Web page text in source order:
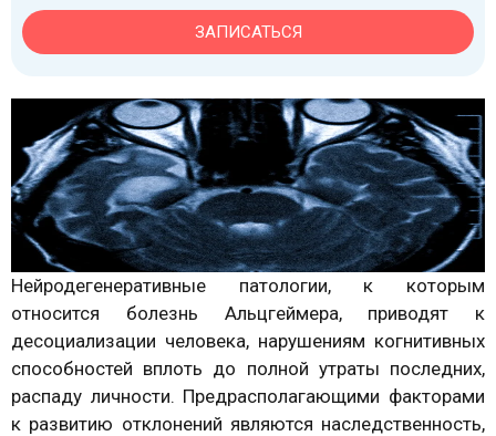
ЗАПИСАТЬСЯ
Нейродегенеративные патологии, к которым
относится болезнь Альцгеймера, приводят к
десоциализации человека, нарушениям когнитивных
способностей вплоть до полной утраты последних,
распаду личности. Предрасполагающими факторами
к развитию отклонений являются наследственность,